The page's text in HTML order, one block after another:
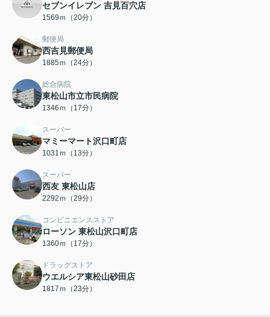
セブンイレブン 吉見百穴店
1569ｍ（20分）
郵便局
西吉見郵便局
1885ｍ（24分）
総合病院
東松山市立市民病院
1346ｍ（17分）
スーパー
マミーマート沢口町店
1031ｍ（13分）
スーパー
西友 東松山店
2292ｍ（29分）
コンビニエンスストア
ローソン 東松山沢口町店
1360ｍ（17分）
ドラッグストア
ウエルシア東松山砂田店
1817ｍ（23分）